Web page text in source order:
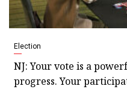
Election
NJ: Your vote is a
progress. Your